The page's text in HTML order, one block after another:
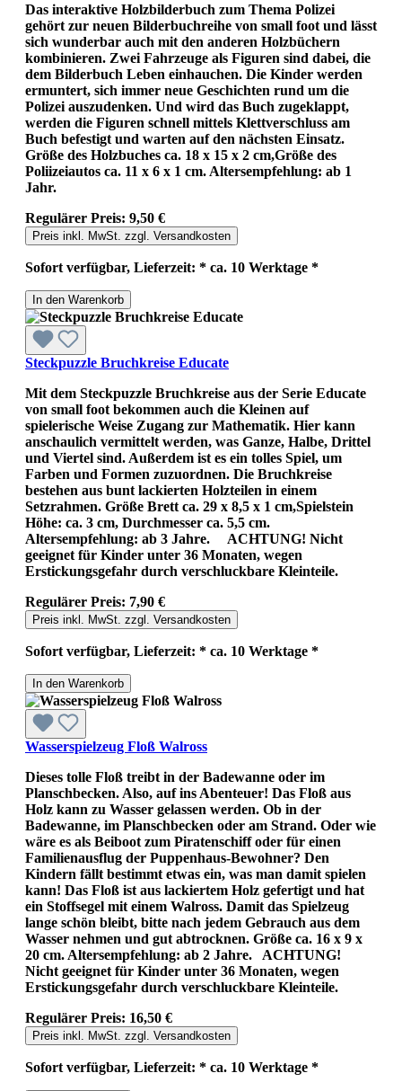
Das interaktive Holzbilderbuch zum Thema Polizei
gehört zur neuen Bilderbuchreihe von small foot und lässt
sich wunderbar auch mit den anderen Holzbüchern
kombinieren. Zwei Fahrzeuge als Figuren sind dabei, die
dem Bilderbuch Leben einhauchen. Die Kinder werden
ermuntert, sich immer neue Geschichten rund um die
Polizei auszudenken. Und wird das Buch zugeklappt,
werden die Figuren schnell mittels Klettverschluss am
Buch befestigt und warten auf den nächsten Einsatz.
Größe des Holzbuches ca. 18 x 15 x 2 cm,Größe des
Poliizeiautos ca. 11 x 6 x 1 cm. Altersempfehlung: ab 1
Jahr.
Regulärer Preis: 9,50 €
Preis inkl. MwSt. zzgl. Versandkosten
Sofort verfügbar, Lieferzeit: * ca. 10 Werktage *
In den Warenkorb
Steckpuzzle Bruchkreise Educate
Mit dem Steckpuzzle Bruchkreise aus der Serie Educate
von small foot bekommen auch die Kleinen auf
spielerische Weise Zugang zur Mathematik. Hier kann
anschaulich vermittelt werden, was Ganze, Halbe, Drittel
und Viertel sind. Außerdem ist es ein tolles Spiel, um
Farben und Formen zuzuordnen. Die Bruchkreise
bestehen aus bunt lackierten Holzteilen in einem
Setzrahmen. Größe Brett ca. 29 x 8,5 x 1 cm,Spielstein
Höhe: ca. 3 cm, Durchmesser ca. 5,5 cm.
Altersempfehlung: ab 3 Jahre. ACHTUNG! Nicht
geeignet für Kinder unter 36 Monaten, wegen
Erstickungsgefahr durch verschluckbare Kleinteile.
Regulärer Preis: 7,90 €
Preis inkl. MwSt. zzgl. Versandkosten
Sofort verfügbar, Lieferzeit: * ca. 10 Werktage *
In den Warenkorb
Wasserspielzeug Floß Walross
Dieses tolle Floß treibt in der Badewanne oder im
Planschbecken. Also, auf ins Abenteuer! Das Floß aus
Holz kann zu Wasser gelassen werden. Ob in der
Badewanne, im Planschbecken oder am Strand. Oder wie
wäre es als Beiboot zum Piratenschiff oder für einen
Familienausflug der Puppenhaus-Bewohner? Den
Kindern fällt bestimmt etwas ein, was man damit spielen
kann! Das Floß ist aus lackiertem Holz gefertigt und hat
ein Stoffsegel mit einem Walross. Damit das Spielzeug
lange schön bleibt, bitte nach jedem Gebrauch aus dem
Wasser nehmen und gut abtrocknen. Größe ca. 16 x 9 x
20 cm. Altersempfehlung: ab 2 Jahre. ACHTUNG!
Nicht geeignet für Kinder unter 36 Monaten, wegen
Erstickungsgefahr durch verschluckbare Kleinteile.
Regulärer Preis: 16,50 €
Preis inkl. MwSt. zzgl. Versandkosten
Sofort verfügbar, Lieferzeit: * ca. 10 Werktage *